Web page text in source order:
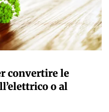
convertire le
o al